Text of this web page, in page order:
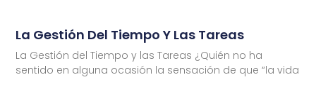
La Gestión Del Tiempo Y Las Tareas
La Gestión del Tiempo y las Tareas ¿Quién no ha
sentido en alguna ocasión la sensación de que “la vida